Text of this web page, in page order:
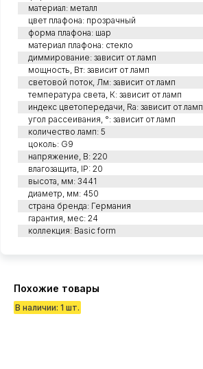
материал: металл
цвет плафона: прозрачный
форма плафона: шар
материал плафона: стекло
диммирование: зависит от ламп
мощность, Вт: зависит от ламп
световой поток, Лм: зависит от ламп
температура света, К: зависит от ламп
индекс цветопередачи, Ra: зависит от ламп
угол рассеивания, °: зависит от ламп
количество ламп: 5
цоколь: G9
напряжение, В: 220
влагозащита, IP: 20
высота, мм: 3441
диаметр, мм: 450
страна бренда: Германия
гарантия, мес: 24
коллекция: Basic form
Похожие товары